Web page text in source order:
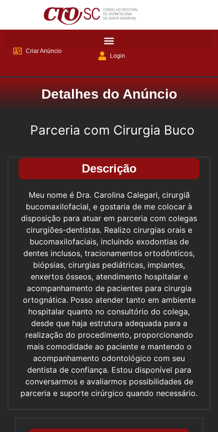
Criar Anúncio
Login
Detalhes do Anúncio
Parceria com Cirurgia Buco
Descrição
Meu nome é Dra. Carolina Calegari, cirurgiã
bucomaxilofacial, e gostaria de me colocar à
disposição para atuar em parceria com colegas
cirurgiões-dentistas. Realizo cirurgias orais e
bucomaxilofaciais, incluindo exodontias de
dentes inclusos, tracionamentos ortodônticos,
biópsias, cirurgias pediátricas, implantes,
enxertos ósseos, atendimento hospitalar e
acompanhamento de pacientes para cirurgia
ortognática. Posso atender tanto em ambiente
hospitalar quanto no consultório do colega,
desde que haja estrutura adequada para a
realização do procedimento, proporcionando
mais comodidade ao paciente e mantendo o
acompanhamento odontológico com seu
dentista de confiança. Estou disponível para
conversarmos e avaliarmos possibilidades de
parceria e suporte cirúrgico quando necessário.